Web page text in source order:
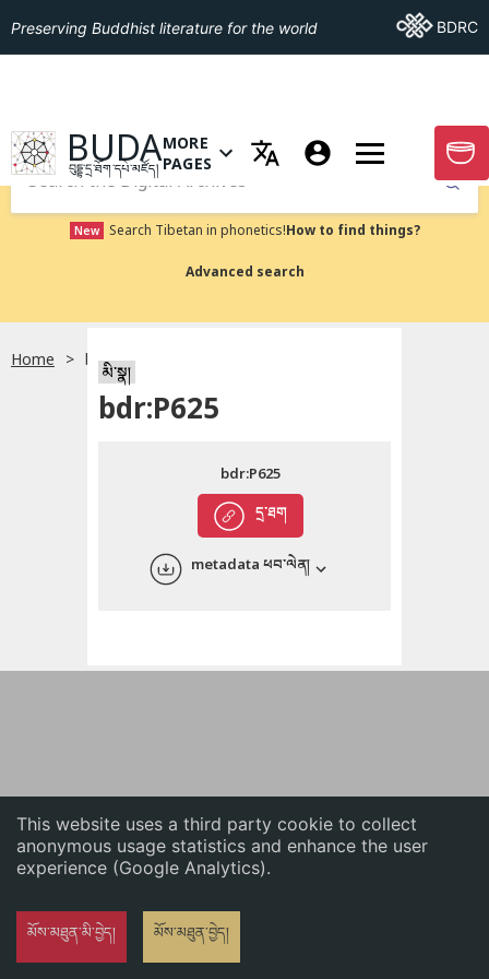
This website uses a third party cookie to collect
anonymous usage statistics and enhance the user
experience (Google Analytics).
མོས་མཐུན་མི་བྱེད། མོས་མཐུན་བྱེད།
English
Preserving Buddhist literature for the world Go ToBDRC
GO TO HOMEPAGE
BUDA
བུདྡྷ་དྲ་ཐོག་དཔེ་མཛོད།
OPEN MENU OF MORE PAGES
MORE
PAGES
GO
Submit
New Search Tibetan in phonetics!How to find things?
Advanced search
Home bdr:P625
མི་སྣ།
bdr:P625
དྲ་ཐག
bdr:P625
metadata ཕབ་ལེན།